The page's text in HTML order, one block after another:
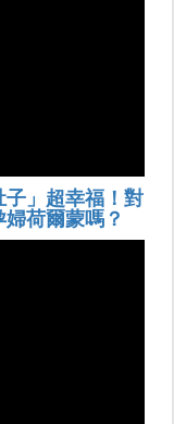
」超幸福！對
荷爾蒙嗎？